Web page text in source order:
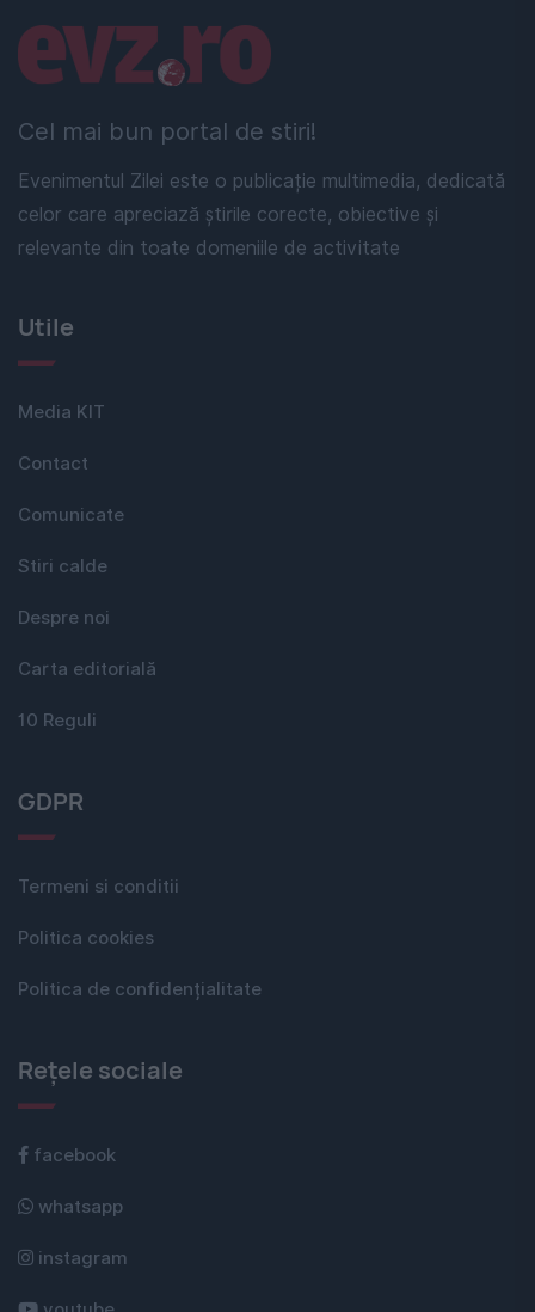
Cel mai bun portal de stiri!
Evenimentul Zilei este o publicație multimedia, dedicată
celor care apreciază știrile corecte, obiective și
relevante din toate domeniile de activitate
Linkuri utile
Utile
Media KIT
Contact
Comunicate
Stiri calde
Despre noi
Carta editorială
10 Reguli
GDPR
Termeni si conditii
Politica cookies
Politica de confidențialitate
Rețele sociale
facebook
whatsapp
instagram